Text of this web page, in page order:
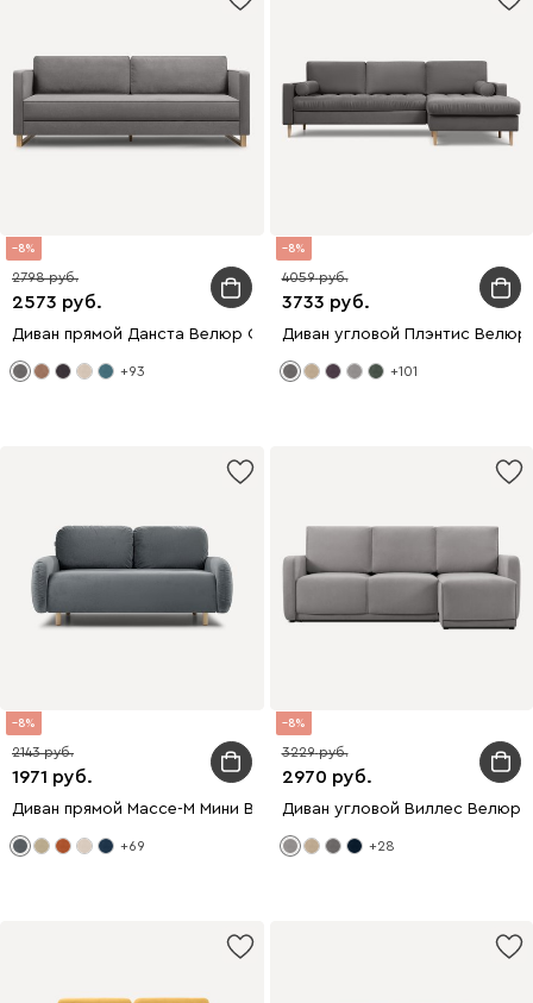
8
2573
2798
Диван прямой Данста Велюр Серый
+93
8
3733
4059
Диван угловой Плэнтис
+101
8
1971
2143
Диван прямой Массе-М Мини Велюр Графитовый
+69
8
2970
3229
Диван угловой Виллес Велюр
+28